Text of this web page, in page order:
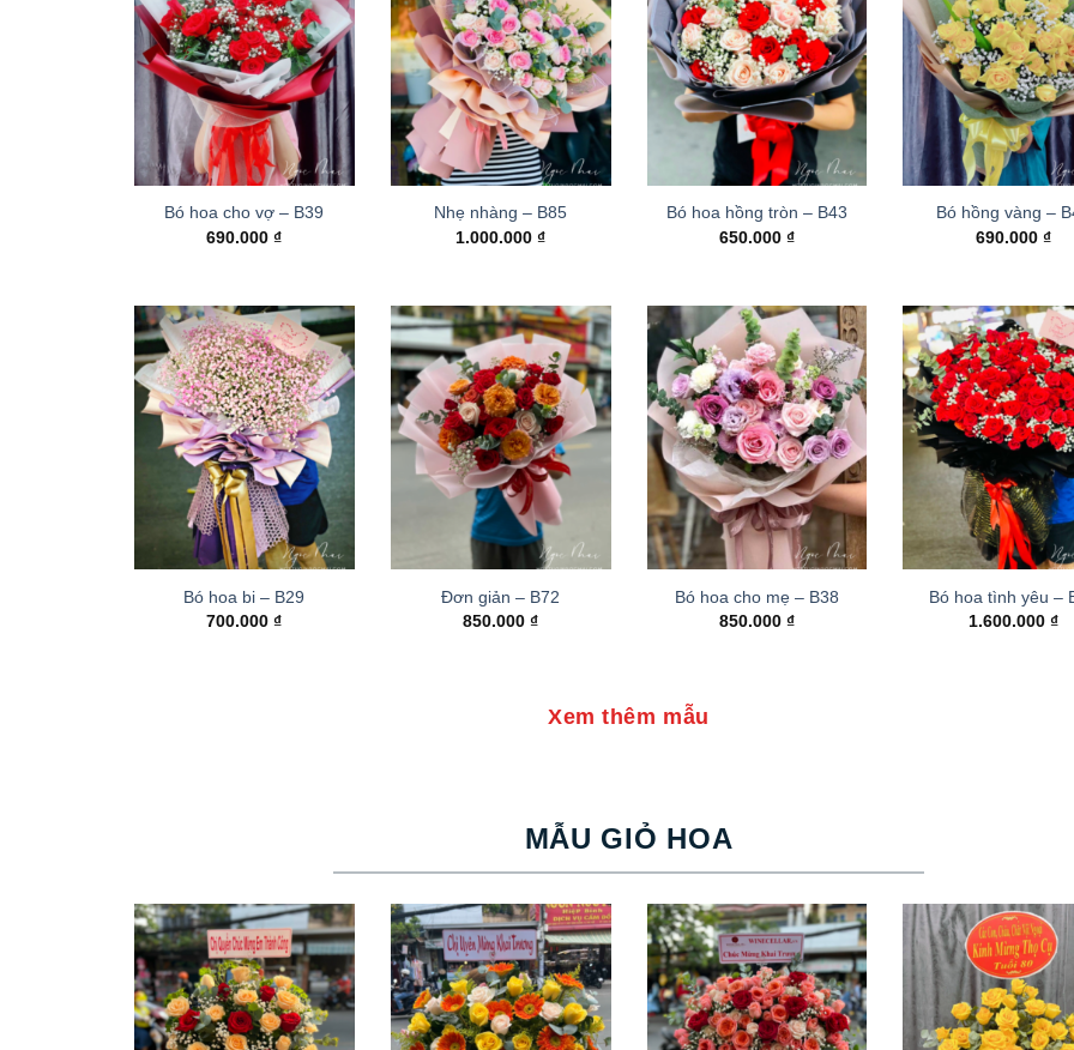
Bó hoa cho vợ – B39
690.000₫
Nhẹ nhàng – B85
1.000.000₫
Bó hoa hồng tròn – B43
650.000 ₫
Bó hồng vàng –
690.000 ₫
Bó hoa bi – B29
700.000₫
Đơn giản – B72
850.000₫
Bó hoa cho mẹ – B38
850.000 ₫
Bó hoa tình yêu –
1.600.000 ₫
Xem thêm mẫu
MẪU GIỎ HOA